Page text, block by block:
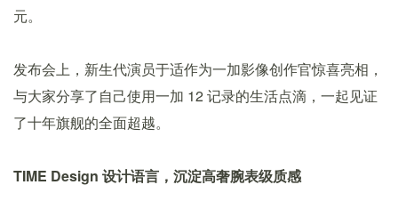
元。
发布会上，新生代演员于适作为一加影像创作官惊喜亮相，
与大家分享了自己使用一加 12 记录的生活点滴，一起见证
了十年旗舰的全面超越。
TIME Design 设计语言，沉淀高奢腕表级质感